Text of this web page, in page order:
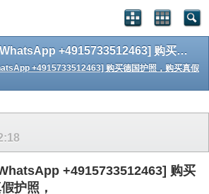
购买工作许可证 [WhatsApp +4915733512463] 购买德国护照，购买真假护照，
+4915733512463] 购买德国护照，购买真假
+4915733512463] 购买
护照，